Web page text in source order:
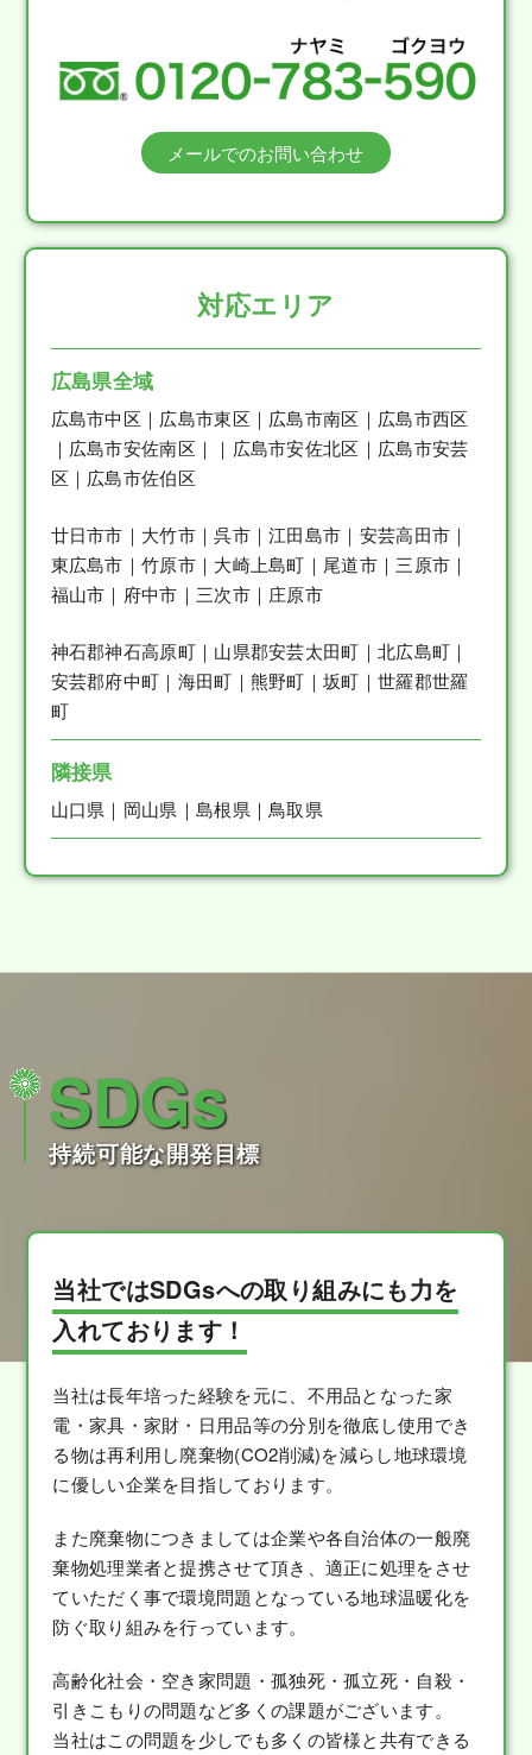
メールでのお問い合わせ
対応エリア
広島県全域
広島市中区｜広島市東区｜広島市南区｜広島市西区
｜広島市安佐南区｜｜広島市安佐北区｜広島市安芸
区｜広島市佐伯区
廿日市市｜大竹市｜呉市｜江田島市｜安芸高田市｜
東広島市｜竹原市｜大崎上島町｜尾道市｜三原市｜
福山市｜府中市｜三次市｜庄原市
神石郡神石高原町｜山県郡安芸太田町｜北広島町｜
安芸郡府中町｜海田町｜熊野町｜坂町｜世羅郡世羅
町
隣接県
山口県｜岡山県｜島根県｜鳥取県
SDGs
持続可能な開発目標
当社ではSDGsへの取り組みにも力を
入れております！
当社は長年培った経験を元に、不用品となった家
電・家具・家財・日用品等の分別を徹底し使用でき
る物は再利用し廃棄物(CO2削減)を減らし地球環境
に優しい企業を目指しております。
また廃棄物につきましては企業や各自治体の一般廃
棄物処理業者と提携させて頂き、適正に処理をさせ
ていただく事で環境問題となっている地球温暖化を
防ぐ取り組みを行っています。
高齢化社会・空き家問題・孤独死・孤立死・自殺・
引きこもりの問題など多くの課題がございます。
当社はこの問題を少しでも多くの皆様と共有できる